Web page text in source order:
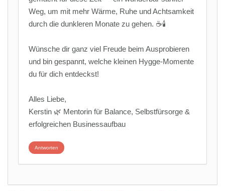
Weg, um mit mehr Wärme, Ruhe und Achtsamkeit
durch die dunkleren Monate zu gehen. ☕🕯️
Wünsche dir ganz viel Freude beim Ausprobieren
und bin gespannt, welche kleinen Hygge-Momente
du für dich entdeckst!
Alles Liebe,
Kerstin 🌿 Mentorin für Balance, Selbstfürsorge &
erfolgreichen Businessaufbau
Antworten